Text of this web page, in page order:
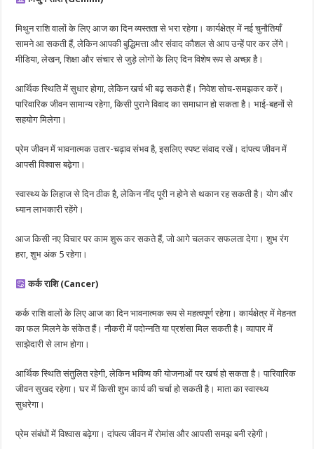
मिथुन राशि वालों के लिए आज का दिन व्यस्तता से भरा रहेगा। कार्यक्षेत्र में नई चुनौतियाँ
सामने आ सकती हैं, लेकिन आपकी बुद्धिमत्ता और संवाद कौशल से आप उन्हें पार कर लेंगे।
मीडिया, लेखन, शिक्षा और संचार से जुड़े लोगों के लिए दिन विशेष रूप से अच्छा है।
आर्थिक स्थिति में सुधार होगा, लेकिन खर्च भी बढ़ सकते हैं। निवेश सोच-समझकर करें।
पारिवारिक जीवन सामान्य रहेगा, किसी पुराने विवाद का समाधान हो सकता है। भाई-बहनों से
सहयोग मिलेगा।
प्रेम जीवन में भावनात्मक उतार-चढ़ाव संभव है, इसलिए स्पष्ट संवाद रखें। दांपत्य जीवन में
आपसी विश्वास बढ़ेगा।
स्वास्थ्य के लिहाज से दिन ठीक है, लेकिन नींद पूरी न होने से थकान रह सकती है। योग और
ध्यान लाभकारी रहेंगे।
आज किसी नए विचार पर काम शुरू कर सकते हैं, जो आगे चलकर सफलता देगा। शुभ रंग
हरा, शुभ अंक 5 रहेगा।
कर्क राशि (Cancer)
कर्क राशि वालों के लिए आज का दिन भावनात्मक रूप से महत्वपूर्ण रहेगा। कार्यक्षेत्र में मेहनत
का फल मिलने के संकेत हैं। नौकरी में पदोन्नति या प्रशंसा मिल सकती है। व्यापार में
साझेदारी से लाभ होगा।
आर्थिक स्थिति संतुलित रहेगी, लेकिन भविष्य की योजनाओं पर खर्च हो सकता है। पारिवारिक
जीवन सुखद रहेगा। घर में किसी शुभ कार्य की चर्चा हो सकती है। माता का स्वास्थ्य
सुधरेगा।
प्रेम संबंधों में विश्वास बढ़ेगा। दांपत्य जीवन में रोमांस और आपसी समझ बनी रहेगी।